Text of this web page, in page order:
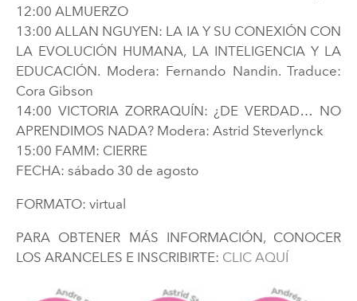
12:00 ALMUERZO
13:00 ALLAN NGUYEN: LA IA Y SU CONEXIÓN CON
LA EVOLUCIÓN HUMANA, LA INTELIGENCIA Y LA
EDUCACIÓN. Modera: Fernando Nandin. Traduce:
Cora Gibson
14:00 VICTORIA ZORRAQUÍN: ¿DE VERDAD… NO
APRENDIMOS NADA? Modera: Astrid Steverlynck
15:00 FAMM: CIERRE
FECHA: sábado 30 de agosto
FORMATO: virtual
PARA OBTENER MÁS INFORMACIÓN, CONOCER
LOS ARANCELES E INSCRIBIRTE: CLIC AQUÍ